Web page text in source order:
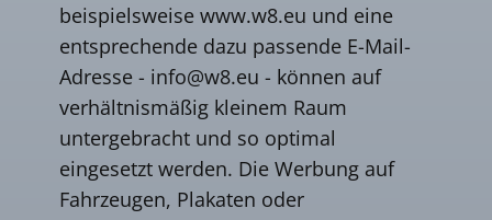
beispielsweise www.w8.eu und eine
entsprechende dazu passende E-Mail-
Adresse - info@w8.eu - können auf
verhältnismäßig kleinem Raum
untergebracht und so optimal
eingesetzt werden. Die Werbung auf
Fahrzeugen, Plakaten oder